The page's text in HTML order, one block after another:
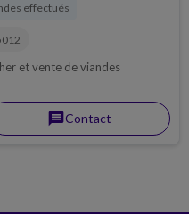
effectués
et vente de viandes
messageContact